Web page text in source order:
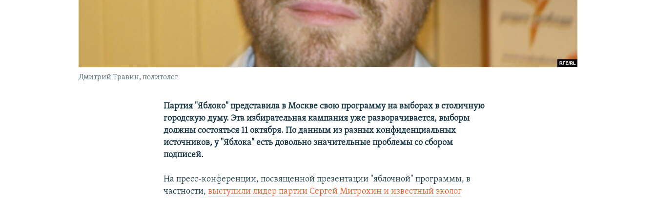
Дмитрий Травин, политолог
Партия "Яблоко" представила в Москве свою программу на выборах в столичную
городскую думу. Эта избирательная кампания уже разворачивается, выборы
должны состояться 11 октября. По данным из разных конфиденциальных
источников, у "Яблока" есть довольно значительные проблемы со сбором
подписей.
На пресс-конференции, посвященной презентации "яблочной" программы, в
частности,выступили лидер партии Сергей Митрохин и известный эколог